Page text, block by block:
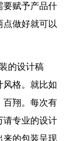
要赋予产品什
做好就可以
的设计稿
风格。就比如
百翔。每次有
请专业的设计
来的包装呈现